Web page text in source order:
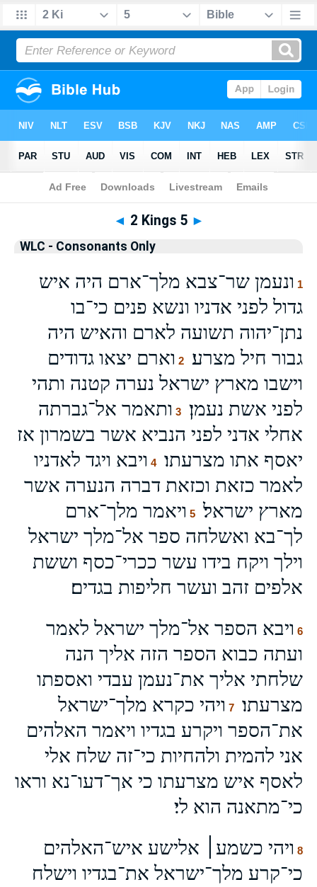
Bible>WLCO> 2 Kings 5
◄ 2 Kings 5 ►
WLC - Consonants Only
1 ונעמן שר־צבא מלך־ארם היה איש
גדול לפני אדניו ונשא פנים כי־בו
נתן־יהוה תשועה לארם והאיש היה
גבור חיל מצרע׃
2 וארם יצאו גדודים
וישבו מארץ ישראל נערה קטנה ותהי
לפני אשת נעמן׃
3 ותאמר אל־גברתה
אחלי אדני לפני הנביא אשר בשמרון אז
יאסף אתו מצרעתו׃
4 ויבא ויגד לאדניו
לאמר כזאת וכזאת דברה הנערה אשר
מארץ ישראל׃
5 ויאמר מלך־ארם
לך־בא ואשלחה ספר אל־מלך ישראל
וילך ויקח בידו עשר ככרי־כסף וששת
אלפים זהב ועשר חליפות בגדים׃
6 ויבא הספר אל־מלך ישראל לאמר
ועתה כבוא הספר הזה אליך הנה
שלחתי אליך את־נעמן עבדי ואספתו
מצרעתו׃
7 ויהי כקרא מלך־ישראל
את־הספר ויקרע בגדיו ויאמר האלהים
אני להמית ולהחיות כי־זה שלח אלי
לאסף איש מצרעתו כי אך־דעו־נא וראו
כי־מתאנה הוא לי׃
8 ויהי כשמע׀ אלישע איש־האלהים
כי־קרע מלך־ישראל את־בגדיו וישלח